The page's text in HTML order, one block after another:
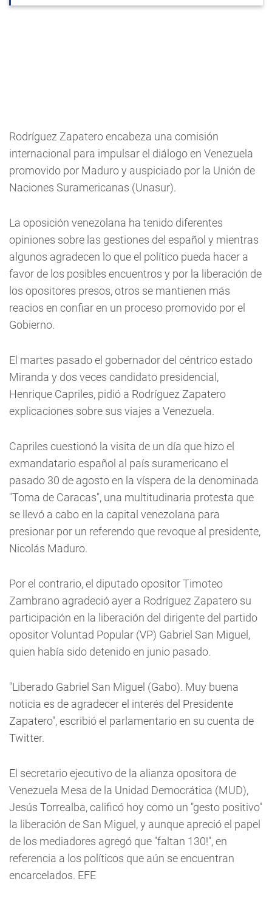
Rodríguez Zapatero encabeza una comisión
internacional para impulsar el diálogo en Venezuela
promovido por Maduro y auspiciado por la Unión de
Naciones Suramericanas (Unasur).
La oposición venezolana ha tenido diferentes
opiniones sobre las gestiones del español y mientras
algunos agradecen lo que el político pueda hacer a
favor de los posibles encuentros y por la liberación de
los opositores presos, otros se mantienen más
reacios en confiar en un proceso promovido por el
Gobierno.
El martes pasado el gobernador del céntrico estado
Miranda y dos veces candidato presidencial,
Henrique Capriles, pidió a Rodríguez Zapatero
explicaciones sobre sus viajes a Venezuela.
Capriles cuestionó la visita de un día que hizo el
exmandatario español al país suramericano el
pasado 30 de agosto en la víspera de la denominada
"Toma de Caracas", una multitudinaria protesta que
se llevó a cabo en la capital venezolana para
presionar por un referendo que revoque al presidente,
Nicolás Maduro.
Por el contrario, el diputado opositor Timoteo
Zambrano agradeció ayer a Rodríguez Zapatero su
participación en la liberación del dirigente del partido
opositor Voluntad Popular (VP) Gabriel San Miguel,
quien había sido detenido en junio pasado.
"Liberado Gabriel San Miguel (Gabo). Muy buena
noticia es de agradecer el interés del Presidente
Zapatero", escribió el parlamentario en su cuenta de
Twitter.
El secretario ejecutivo de la alianza opositora de
Venezuela Mesa de la Unidad Democrática (MUD),
Jesús Torrealba, calificó hoy como un "gesto positivo"
la liberación de San Miguel, y aunque apreció el papel
de los mediadores agregó que "faltan 130!", en
referencia a los políticos que aún se encuentran
encarcelados. EFE